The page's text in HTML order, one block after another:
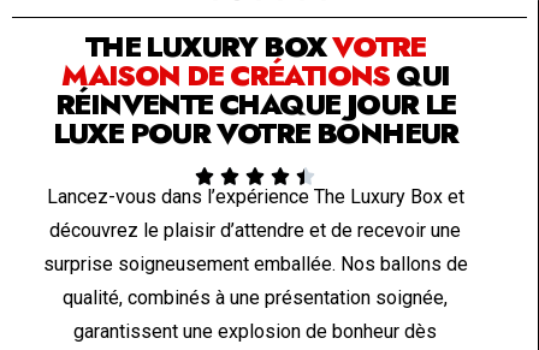
THE LUXURY BOXVOTRE
MAISON DE CRÉATIONSQUI
RÉINVENTE CHAQUE JOUR LE
LUXE POUR VOTRE BONHEUR
    
Lancez-vous dans l’expérience The Luxury Box et
découvrez le plaisir d’attendre et de recevoir une
surprise soigneusement emballée. Nos ballons de
qualité, combinés à une présentation soignée,
garantissent une explosion de bonheur dès